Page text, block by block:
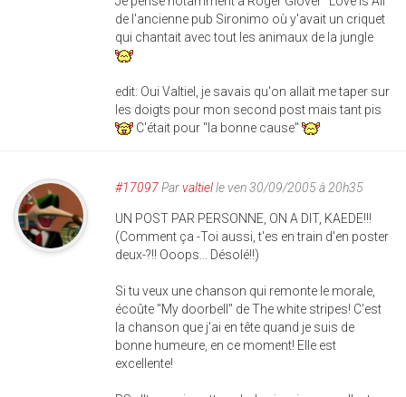
de l'ancienne pub Sironimo où y'avait un criquet
qui chantait avec tout les animaux de la jungle
edit: Oui Valtiel, je savais qu'on allait me taper sur
les doigts pour mon second post mais tant pis
C'était pour "la bonne cause"
#17097Parvaltielle ven 30/09/2005 à 20h35
UN POST PAR PERSONNE, ON A DIT, KAEDE!!!
(Comment ça -Toi aussi, t'es en train d'en poster
deux-?!! Ooops... Désolé!!)
Si tu veux une chanson qui remonte le morale,
écoûte "My doorbell" de The white stripes! C'est
la chanson que j'ai en tête quand je suis de
bonne humeure, en ce moment! Elle est
excellente!